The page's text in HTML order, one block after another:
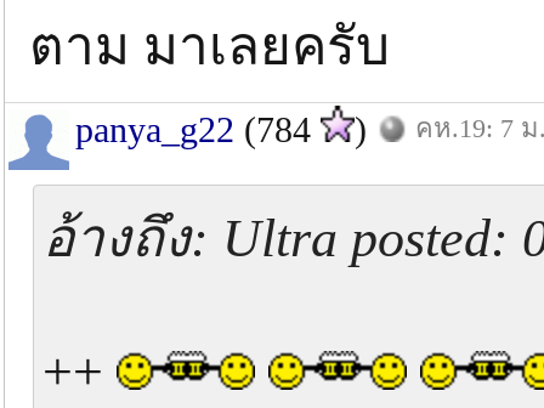
ตาม มาเลยครับ
panya_g22 (784 ) คห.19: 7
อ้างถึง: Ultra posted:
++